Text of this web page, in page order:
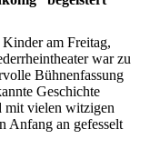
am Freitag,
war zu
Bühnenfassung
Geschichte
mit vielen witzigen
Anfang an gefesselt